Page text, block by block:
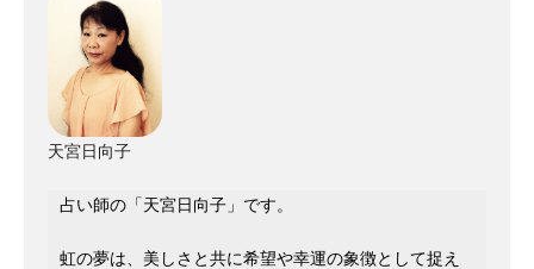
天宮日向子
占い師の「天宮日向子」です。
虹の夢は、美しさと共に希望や幸運の象徴として捉え